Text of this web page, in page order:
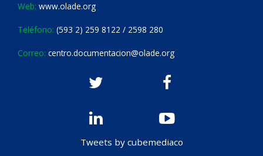
Web: www.olade.org
Teléfono: (593 2) 259 8122 / 2598 280
Correo: centro.documentacion@olade.org
Tweets by cubemediaco